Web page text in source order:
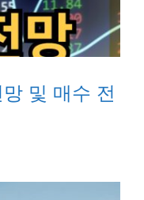
및 매수 전